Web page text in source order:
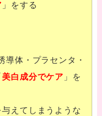
」をする
導体・プラセンタ・
美白成分でケア 」を
えてしまうような